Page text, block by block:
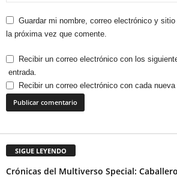
Guardar mi nombre, correo electrónico y
la próxima vez que comente.
Recibir un correo electrónico con los
entrada.
Recibir un correo electrónico con cada nueva
SIGUE LEYENDO
Crónicas del Multiverso Special: